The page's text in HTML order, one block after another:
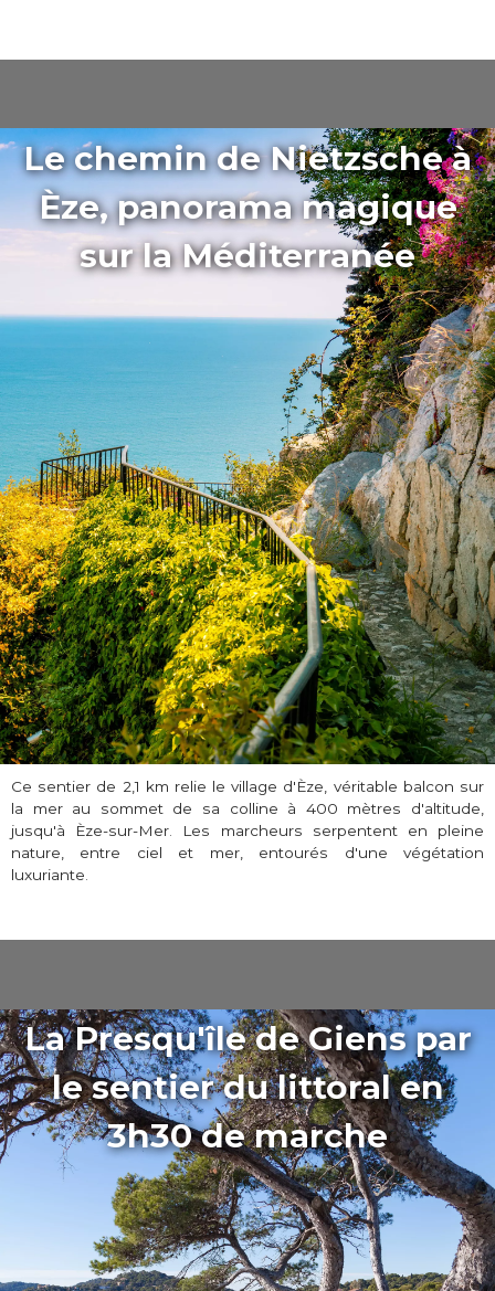
Le chemin de Nietzsche à
Èze, panorama magique
sur la Méditerranée
Ce sentier de 2,1 km relie le village d'Èze, véritable balcon sur
la mer au sommet de sa colline à 400 mètres d'altitude,
jusqu'à Èze-sur-Mer. Les marcheurs serpentent en pleine
nature, entre ciel et mer, entourés d'une végétation
luxuriante.
La Presqu'île de Giens par
le sentier du littoral en
3h30 de marche